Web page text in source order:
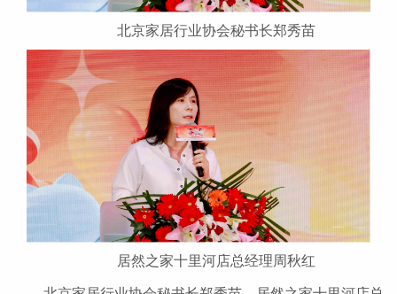
北京家居行业协会秘书长郑秀苗
居然之家十里河店总经理周秋红